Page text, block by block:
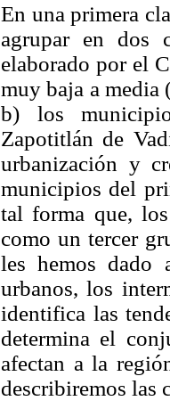
En una primera
agrupar en dos
elaborado por el
muy baja a
b) los
Zapotitlán de
urbanización y
municipios del
tal forma que,
como un tercer
les hemos dado
urbanos, los
identifica las
determina el
afectan a la
describiremos las